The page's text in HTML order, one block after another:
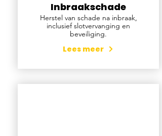
Inbraakschade
Herstel van schade na inbraak,
inclusief slotvervanging en
beveiliging.
Lees meer